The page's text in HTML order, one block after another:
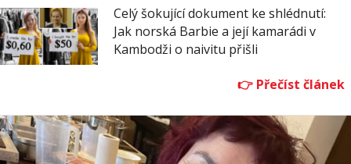
Celý šokující dokument ke shlédnutí:
Jak norská Barbie a její kamarádi v
Kambodži o naivitu přišli